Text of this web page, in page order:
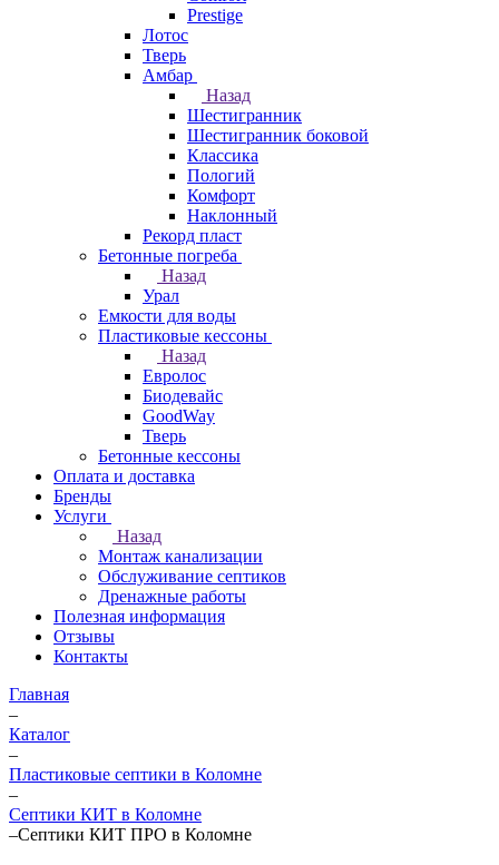
Prestige
Лотос
Тверь
Амбар
Назад
Шестигранник
Шестигранник боковой
Классика
Пологий
Комфорт
Наклонный
Рекорд пласт
Бетонные погреба
Назад
Урал
Емкости для воды
Пластиковые кессоны
Назад
Евролос
Биодевайс
GoodWay
Тверь
Бетонные кессоны
Оплата и доставка
Бренды
Услуги
Назад
Монтаж канализации
Обслуживание септиков
Дренажные работы
Полезная информация
Отзывы
Контакты
Главная
–
Каталог
–
Пластиковые септики в Коломне
–
Септики КИТ в Коломне
–Септики КИТ ПРО в Коломне